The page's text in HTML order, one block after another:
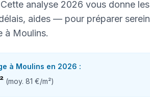
analyse 2026 vous donne
aides — pour préparer
à Moulins.
à Moulins en 2026 :
(moy. 81 €/m²)